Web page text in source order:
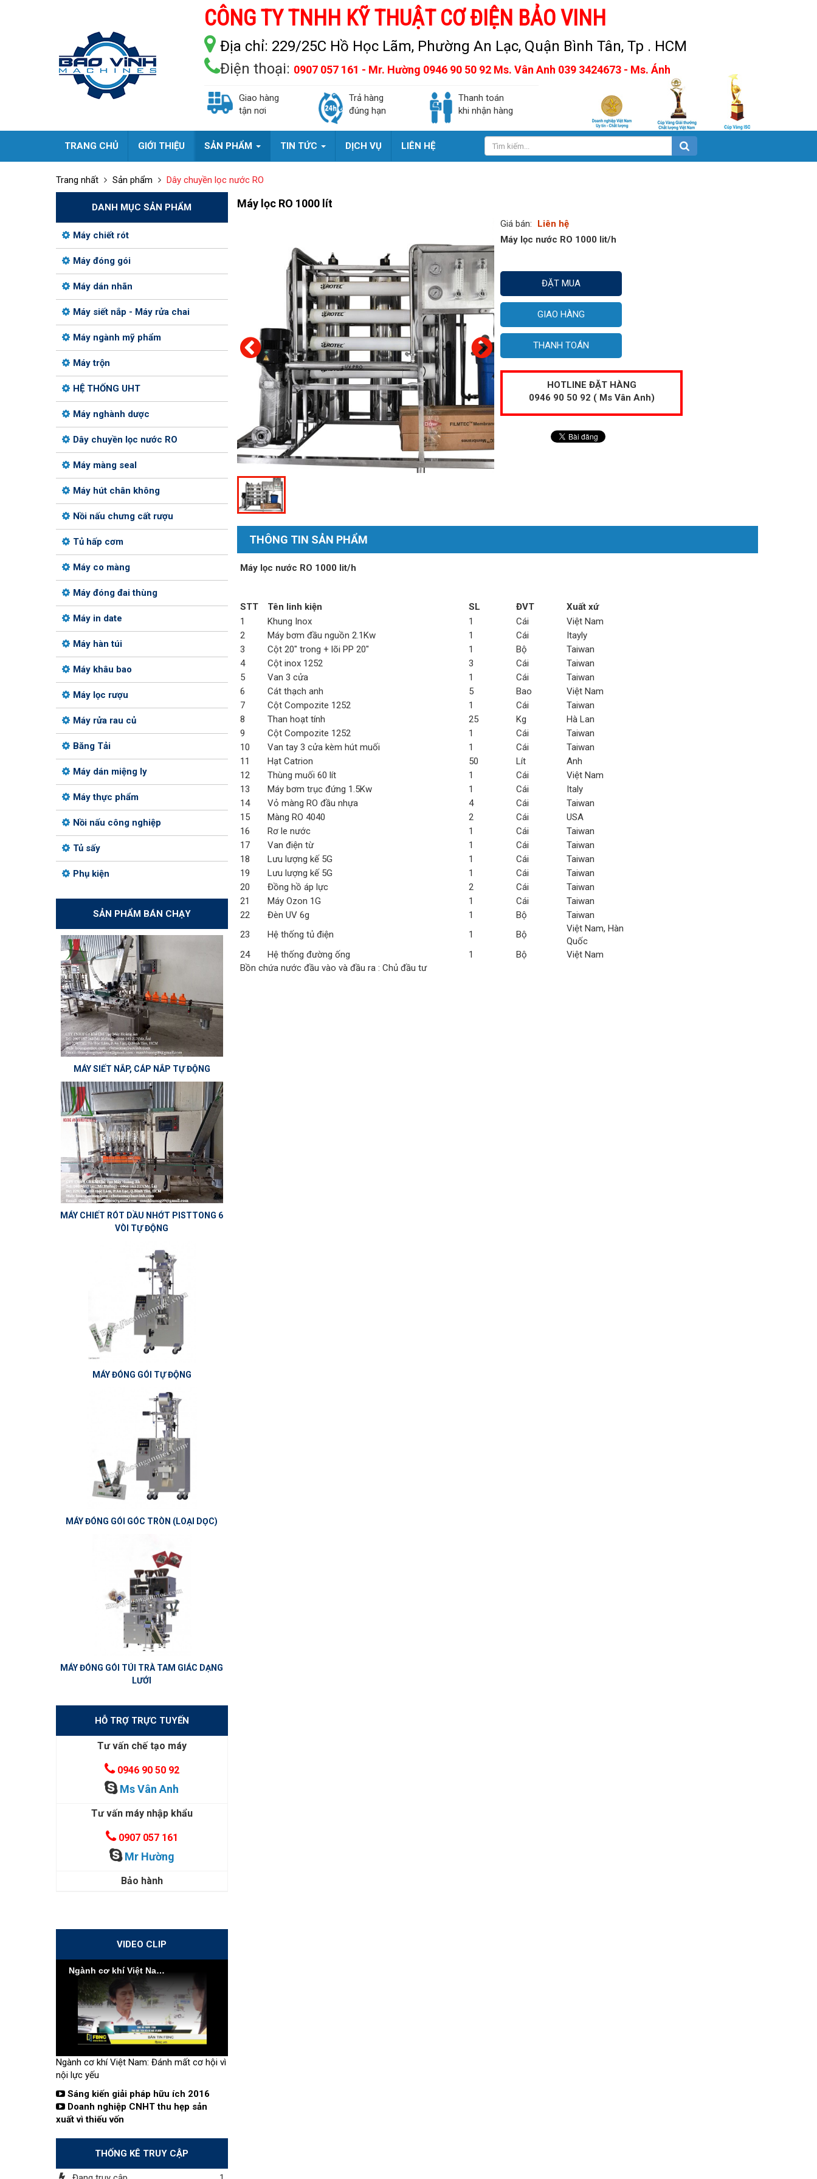
CÔNG TY TNHH KỸ THUẬT CƠ ĐIỆN BẢO VINH
Địa chỉ: 229/25C Hồ Học Lãm, Phường An Lạc, Quận Bình Tân, Tp . HCM
Điện thoại: 0907 057 161 - Mr. Hường 0946 90 50 92 Ms. Vân Anh 039 3424673 - Ms. Ánh
Giao hàng
tận nơi
Trả hàng
đúng hạn
Thanh toán
khi nhận hàng
TRANG CHỦ GIỚI THIỆU SẢN PHẨM TIN TỨC DỊCH VỤ LIÊN HỆ
Trang nhất Sản phẩm Dây chuyền lọc nước RO
Máy lọc RO 1000 lít
Giá bán:
Liên hệ
Máy lọc nước RO 1000 lit/h
ĐẶT MUA
GIAO HÀNG
THANH TOÁN
HOTLINE ĐẶT HÀNG
0946 90 50 92 ( Ms Vân Anh)
THÔNG TIN SẢN PHẨM
Máy lọc nước RO 1000 lit/h
STT Tên linh kiện SL ĐVT
Xuất xứ
1
Khung Inox 1 Cái
Việt Nam
2
Máy bơm đầu nguồn 2.1Kw 1 Cái
Itayly
3
Cột 20" trong + lõi PP 20" 1 Bộ
Taiwan
4
Cột inox 1252 3 Cái
Taiwan
5
Van 3 cửa 1 Cái
Taiwan
6
Cát thạch anh 5 Bao
Việt Nam
7
Cột Compozite 1252 1 Cái
Taiwan
8
Than hoạt tính 25 Kg
Hà Lan
9
Cột Compozite 1252 1 Cái
Taiwan
10
Van tay 3 cửa kèm hút muối 1 Cái
Taiwan
11
Hạt Catrion 50 Lít
Anh
12
Thùng muối 60 lít 1 Cái
Việt Nam
13
Máy bơm trục đứng 1.5Kw 1 Cái
Italy
14
Vỏ màng RO đầu nhựa 4 Cái
Taiwan
15
Màng RO 4040 2 Cái
USA
16
Rơ le nước 1 Cái
Taiwan
17
Van điện từ 1 Cái
Taiwan
18
Lưu lượng kế 5G 1 Cái
Taiwan
19
Lưu lượng kế 5G 1 Cái
Taiwan
20
Đồng hồ áp lực 2 Cái
Taiwan
21
Máy Ozon 1G 1 Cái
Taiwan
22
Đèn UV 6g 1 Bộ
Taiwan
23
Hệ thống tủ điện 1 Bộ
Việt Nam, Hàn
Quốc
24
Hệ thống đường ống 1 Bộ
Việt Nam
Bồn chứa nước đầu vào và đầu ra : Chủ đầu tư
DANH MỤC SẢN PHẨM
Máy chiết rót
Máy đóng gói
Máy dán nhãn
Máy siết nắp - Máy rửa chai
Máy ngành mỹ phẩm
Máy trộn
HỆ THỐNG UHT
Máy nghành dược
Dây chuyền lọc nước RO
Máy màng seal
Máy hút chân không
Nồi nấu chưng cất rượu
Tủ hấp cơm
Máy co màng
Máy đóng đai thùng
Máy in date
Máy hàn túi
Máy khâu bao
Máy lọc rượu
Máy rửa rau củ
Băng Tải
Máy dán miệng ly
Máy thực phẩm
Nồi nấu công nghiệp
Tủ sấy
Phụ kiện
SẢN PHẨM BÁN CHẠY
MÁY SIẾT NẮP, CÁP NẮP TỰ ĐỘNG
MÁY CHIẾT RÓT DẦU NHỚT PISTTONG 6
VÒI TỰ ĐỘNG
MÁY ĐÓNG GÓI TỰ ĐỘNG
MÁY ĐÓNG GÓI GÓC TRÒN (LOẠI DỌC)
MÁY ĐÓNG GÓI TÚI TRÀ TAM GIÁC DẠNG
LƯỚI
HỖ TRỢ TRỰC TUYẾN
Tư vấn chế tạo máy
0946 90 50 92
Ms Vân Anh
Tư vấn máy nhập khẩu
0907 057 161
Mr Hường
Bảo hành
VIDEO CLIP
Ngành cơ khí Việt Nam: Đánh mất cơ hội vì nội lực yếu
Ngành cơ khí Việt Nam: Đánh mất cơ hội vì
nội lực yếu
Sáng kiến giải pháp hữu ích 2016
Doanh nghiệp CNHT thu hẹp sản
xuất vì thiếu vốn
THỐNG KÊ TRUY CẬP